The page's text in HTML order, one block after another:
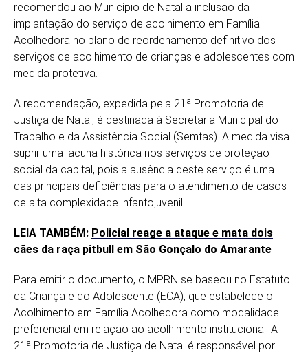
recomendou ao Município de Natal a inclusão da
implantação do serviço de acolhimento em Família
Acolhedora no plano de reordenamento definitivo dos
serviços de acolhimento de crianças e adolescentes com
medida protetiva.
A recomendação, expedida pela 21ª Promotoria de
Justiça de Natal, é destinada à Secretaria Municipal do
Trabalho e da Assistência Social (Semtas). A medida visa
suprir uma lacuna histórica nos serviços de proteção
social da capital, pois a ausência deste serviço é uma
das principais deficiências para o atendimento de casos
de alta complexidade infantojuvenil.
LEIA TAMBÉM: Policial reage a ataque e mata dois
cães da raça pitbull em São Gonçalo do Amarante
Para emitir o documento, o MPRN se baseou no Estatuto
da Criança e do Adolescente (ECA), que estabelece o
Acolhimento em Família Acolhedora como modalidade
preferencial em relação ao acolhimento institucional. A
21ª Promotoria de Justiça de Natal é responsável por